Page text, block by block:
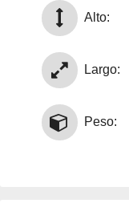
Alto:
Largo:
Peso: